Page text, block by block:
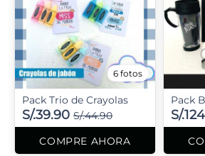
6 fotos
Pack Trio de Crayolas
S/.39.90 S/.44.90
COMPRE AHORA
Pack
S/